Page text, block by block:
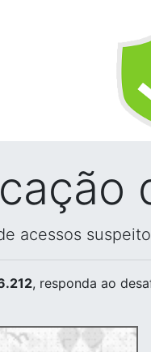
acessos
, responda ao